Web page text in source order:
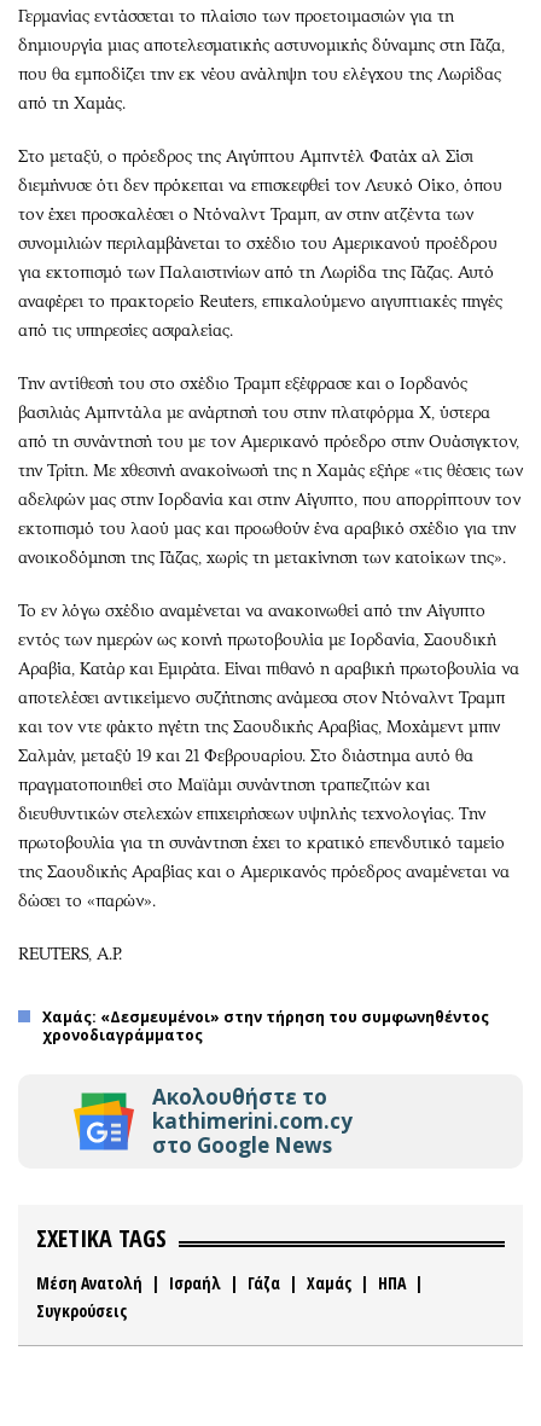
Γερμανίας εντάσσεται το πλαίσιο των προετοιμασιών για τη
δημιουργία μιας αποτελεσματικής αστυνομικής δύναμης στη Γάζα,
που θα εμποδίζει την εκ νέου ανάληψη του ελέγχου της Λωρίδας
από τη Χαμάς.
Στο μεταξύ, ο πρόεδρος της Αιγύπτου Αμπντέλ Φατάχ αλ Σίσι
διεμήνυσε ότι δεν πρόκειται να επισκεφθεί τον Λευκό Οίκο, όπου
τον έχει προσκαλέσει ο Ντόναλντ Τραμπ, αν στην ατζέντα των
συνομιλιών περιλαμβάνεται το σχέδιο του Αμερικανού προέδρου
για εκτοπισμό των Παλαιστινίων από τη Λωρίδα της Γάζας. Αυτό
αναφέρει το πρακτορείο Reuters, επικαλούμενο αιγυπτιακές πηγές
από τις υπηρεσίες ασφαλείας.
Την αντίθεσή του στο σχέδιο Τραμπ εξέφρασε και ο Ιορδανός
βασιλιάς Αμπντάλα με ανάρτησή του στην πλατφόρμα Χ, ύστερα
από τη συνάντησή του με τον Αμερικανό πρόεδρο στην Ουάσιγκτον,
την Τρίτη. Με χθεσινή ανακοίνωσή της η Χαμάς εξήρε «τις θέσεις των
αδελφών μας στην Ιορδανία και στην Αίγυπτο, που απορρίπτουν τον
εκτοπισμό του λαού μας και προωθούν ένα αραβικό σχέδιο για την
ανοικοδόμηση της Γάζας, χωρίς τη μετακίνηση των κατοίκων της».
Το εν λόγω σχέδιο αναμένεται να ανακοινωθεί από την Αίγυπτο
εντός των ημερών ως κοινή πρωτοβουλία με Ιορδανία, Σαουδική
Αραβία, Κατάρ και Εμιράτα. Είναι πιθανό η αραβική πρωτοβουλία να
αποτελέσει αντικείμενο συζήτησης ανάμεσα στον Ντόναλντ Τραμπ
και τον ντε φάκτο ηγέτη της Σαουδικής Αραβίας, Μοχάμεντ μπιν
Σαλμάν, μεταξύ 19 και 21 Φεβρουαρίου. Στο διάστημα αυτό θα
πραγματοποιηθεί στο Μαϊάμι συνάντηση τραπεζιτών και
διευθυντικών στελεχών επιχειρήσεων υψηλής τεχνολογίας. Την
πρωτοβουλία για τη συνάντηση έχει το κρατικό επενδυτικό ταμείο
της Σαουδικής Αραβίας και ο Αμερικανός πρόεδρος αναμένεται να
δώσει το «παρών».
REUTERS, A.P.
Χαμάς: «Δεσμευμένοι» στην τήρηση του συμφωνηθέντος
χρονοδιαγράμματος
Ακολουθήστε το
kathimerini.com.cy
στο Google News
ΣΧΕΤΙΚΑ TAGS
Μέση Ανατολή | Ισραήλ | Γάζα | Χαμάς | ΗΠΑ|
Συγκρούσεις